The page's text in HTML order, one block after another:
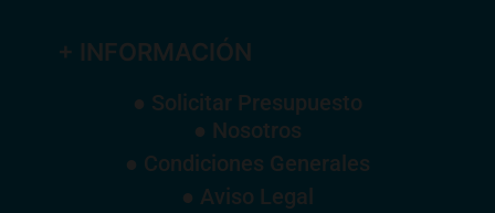
+ INFORMACIÓN
● Solicitar Presupuesto
● Nosotros
● Condiciones Generales
● Aviso Legal